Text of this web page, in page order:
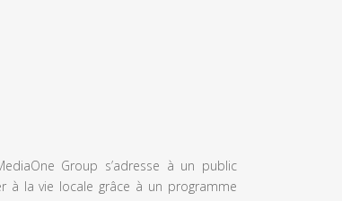
Group s’adresse à un public
à la vie locale grâce à un programme